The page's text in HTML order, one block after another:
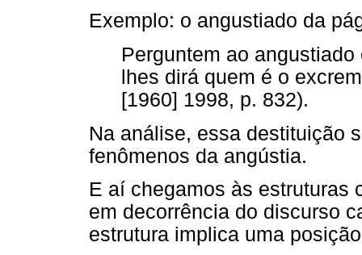
Exemplo: o angustiado da
Perguntem ao
lhes dirá quem é o
[1960] 1998, p. 832).
Na análise, essa destituição
fenômenos da angústia.
E aí chegamos às estruturas
em decorrência do discurso
estrutura implica uma